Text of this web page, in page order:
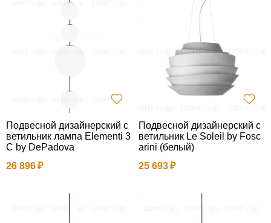
Подвесной дизайнерский с
ветильник лампа Elementi 3
C by DePadova
26 896
Подвесной дизайнерский с
ветильник Le Soleil by Fosc
arini (белый)
25 693